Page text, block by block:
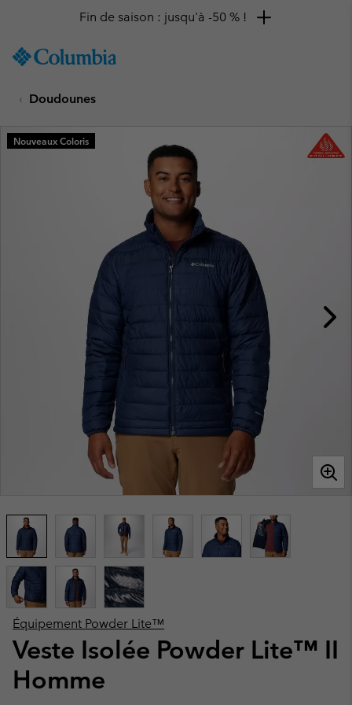
TO
SKIP
MAIN
NAV
Fin de saison : jusqu'à -50 % !
Doudounes
Équipement Powder Lite™
Veste Isolée Powder Lite™ II
Homme
Nouveaux Coloris